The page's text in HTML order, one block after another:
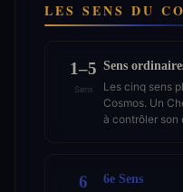
LES SENS DU
1–5
Sens
Sens
Les cinq sens
Cosmos. Un
à contrôler son
6 6e Sens